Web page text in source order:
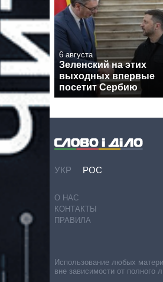
6 августа
Зеленский на этих
выходных впервые
посетит Сербию
УКР РОС
О НАС
КОНТАКТЫ
ПРАВИЛА
Использование любых
вне зависимости от полного